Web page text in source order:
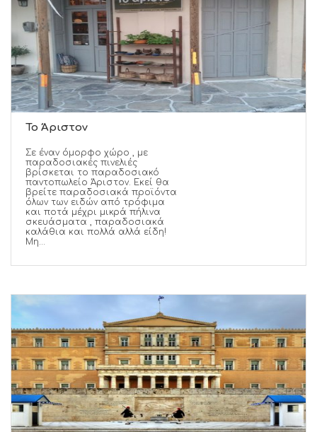
Το Άριστον
Σε έναν όμορφο χώρο , με
παραδοσιακές πινελιές
βρίσκεται το παραδοσιακό
παντοπωλείο Άριστον. Εκεί θα
βρείτε παραδοσιακά προϊόντα
όλων των ειδών από τρόφιμα
και ποτά μέχρι μικρά πήλινα
σκευάσματα , παραδοσιακά
καλάθια και πολλά αλλά είδη!
Μη...